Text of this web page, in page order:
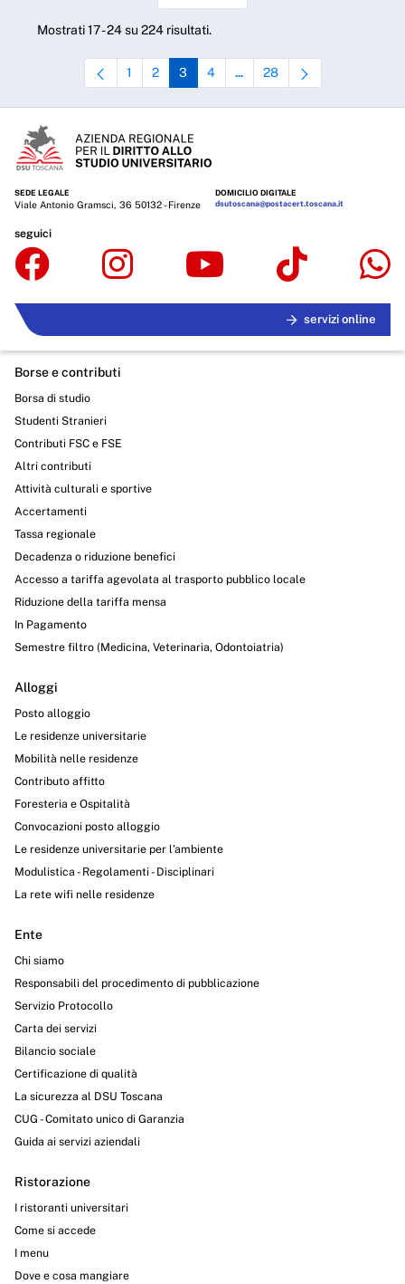
Mostrati 17 - 24 su 224 risultati.
Pagina
1 Pagina
2 Pagina
3 Pagina
4 ...Pagine intermedie Use TAB to
Pagina
28
SEDE LEGALE
Viale Antonio Gramsci, 36 50132 - Firenze
DOMICILIO DIGITALE
dsutoscana@postacert.toscana.it
seguici
servizi online
Borse e contributi
Borsa di studio
Studenti Stranieri
Contributi FSC e FSE
Altri contributi
Attività culturali e sportive
Accertamenti
Tassa regionale
Decadenza o riduzione benefici
Accesso a tariffa agevolata al trasporto pubblico locale
Riduzione della tariffa mensa
In Pagamento
Semestre filtro (Medicina, Veterinaria, Odontoiatria)
Alloggi
Posto alloggio
Le residenze universitarie
Mobilità nelle residenze
Contributo affitto
Foresteria e Ospitalità
Convocazioni posto alloggio
Le residenze universitarie per l’ambiente
Modulistica - Regolamenti - Disciplinari
La rete wifi nelle residenze
Ente
Chi siamo
Responsabili del procedimento di pubblicazione
Servizio Protocollo
Carta dei servizi
Bilancio sociale
Certificazione di qualità
La sicurezza al DSU Toscana
CUG - Comitato unico di Garanzia
Guida ai servizi aziendali
Ristorazione
I ristoranti universitari
Come si accede
I menu
Dove e cosa mangiare